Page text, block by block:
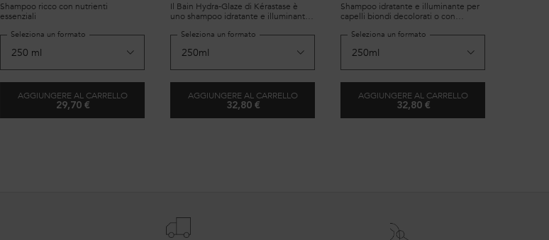
Shampoo ricco con nutrienti
essenziali
Seleziona un formato
AGGIUNGERE AL CARRELLO
29,70 €
Il Bain Hydra-Glaze di Kérastase è
uno shampoo idratante e illuminante
Specificatamente formulato con
di rosa canina, per capelli da sogno,
Seleziona un formato
AGGIUNGERE AL CARRELLO
32,80 €
Shampoo idratante e illuminante per
capelli biondi decolorati o con
Seleziona un formato
AGGIUNGERE AL CARRELLO
32,80 €